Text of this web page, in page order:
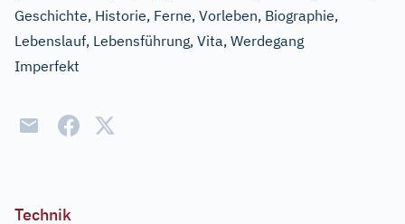
Geschichte, Historie, Ferne, Vorleben, Biographie,
Lebenslauf, Lebensführung, Vita, Werdegang
Imperfekt
Technik